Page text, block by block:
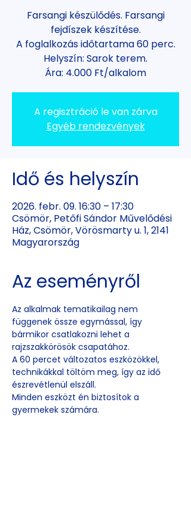
Farsangi készülődés. Farsangi
fejdíszek készítése.
A foglalkozás időtartama 60 perc.
Helyszín: Sarok terem.
Ára: 4.000 Ft/alkalom
A regisztráció le van zárva
Egyéb rendezvények
Idő és helyszín
2026. febr. 09. 16:30 – 17:30
Csömör, Petőfi Sándor Művelődési
Ház, Csömör, Vörösmarty u. 1, 2141
Magyarország
Az eseményről
Az alkalmak tematikailag nem
függenek össze egymással, így
bármikor csatlakozni lehet a
rajzszakkörösök csapatához.
A 60 percet változatos eszközökkel,
technikákkal töltöm meg, így az idő
észrevétlenül elszáll.
Minden eszközt én biztosítok a
gyermekek számára.